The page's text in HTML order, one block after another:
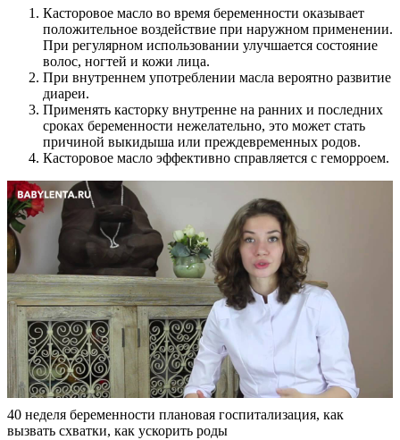
Касторовое масло во время беременности оказывает
положительное воздействие при наружном применении.
При регулярном использовании улучшается состояние
волос, ногтей и кожи лица.
При внутреннем употреблении масла вероятно развитие
диареи.
Применять касторку внутренне на ранних и последних
сроках беременности нежелательно, это может стать
причиной выкидыша или преждевременных родов.
Касторовое масло эффективно справляется с геморроем.
40 неделя беременности плановая госпитализация, как
вызвать схватки, как ускорить роды